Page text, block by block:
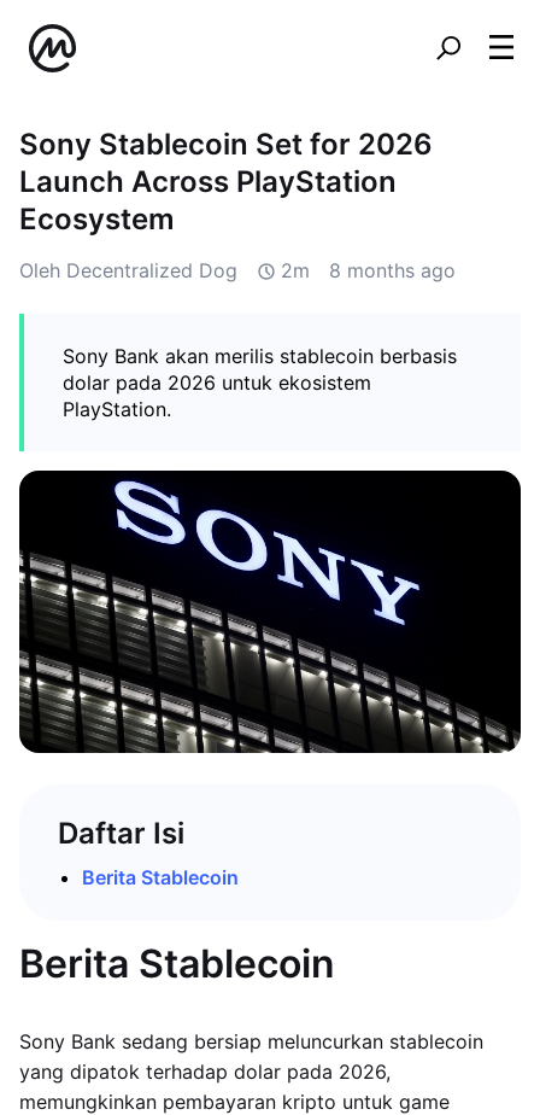
Sony Stablecoin Set for 2026
Launch Across PlayStation
Ecosystem
Oleh Decentralized Dog 2m 8 months ago
Sony Bank akan merilis stablecoin berbasis
dolar pada 2026 untuk ekosistem
PlayStation.
Daftar Isi
Berita Stablecoin
Berita Stablecoin
Sony Bank sedang bersiap meluncurkan stablecoin
yang dipatok terhadap dolar pada 2026,
memungkinkan pembayaran kripto untuk game